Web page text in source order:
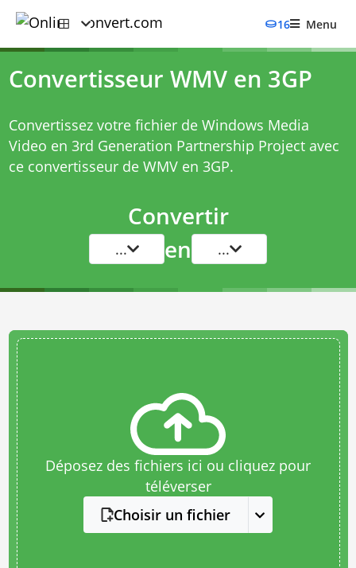
16 Menu
Convertisseur WMV en 3GP
Convertissez votre fichier de Windows Media
Video en 3rd Generation Partnership Project avec
ce convertisseur de WMV en 3GP.
Convertir
... en ...
Déposez des fichiers ici ou cliquez pour
téléverser
Choisir un fichier